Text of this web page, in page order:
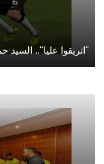
"اتريقوا عليا"..